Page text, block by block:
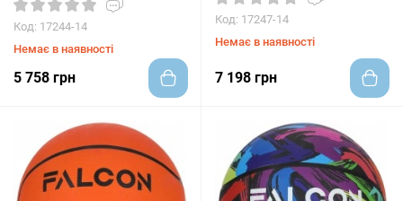
Код: 17244-14
Немає в наявності
5 758 грн
Код: 17247-14
Немає в наявності
7 198 грн